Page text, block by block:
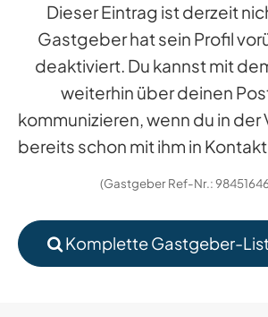
Dieser Eintrag ist derzeit
Gastgeber hat sein Profil
deaktiviert. Du kannst mit
weiterhin über deinen
kommunizieren, wenn du in
bereits schon mit ihm in
(Gastgeber Ref-Nr.:
Komplette Gastgeber-